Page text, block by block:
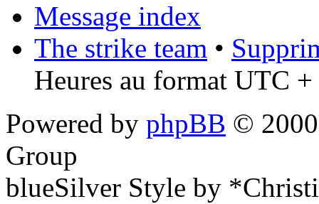
Message index
The strike team •
Heures au format UTC
Powered by phpBB ©
Group
blueSilver Style by